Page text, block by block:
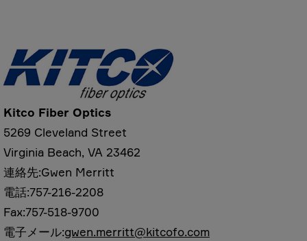
Kitco Fiber Optics
5269 Cleveland Street
Virginia Beach, VA 23462
連絡先:Gwen Merritt
電話:757-216-2208
Fax:757-518-9700
電子メール:gwen.merritt@kitcofo.com